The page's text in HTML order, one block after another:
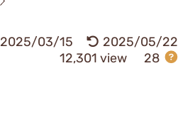
2025/03/15
2025/05/22
12,301 view
28